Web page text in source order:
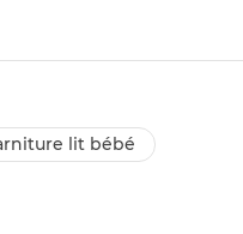
lit bébé